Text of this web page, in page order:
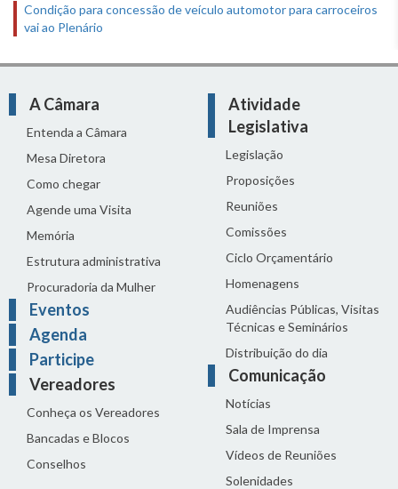
Condição para concessão de veículo automotor para carroceiros
vai ao Plenário
A Câmara
Entenda a Câmara
Mesa Diretora
Como chegar
Agende uma Visita
Memória
Estrutura administrativa
Procuradoria da Mulher
Eventos
Agenda
Participe
Vereadores
Conheça os Vereadores
Bancadas e Blocos
Conselhos
Atividade
Legislativa
Legislação
Proposições
Reuniões
Comissões
Ciclo Orçamentário
Homenagens
Audiências Públicas, Visitas
Técnicas e Seminários
Distribuição do dia
Comunicação
Notícias
Sala de Imprensa
Vídeos de Reuniões
Solenidades